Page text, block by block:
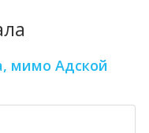
мимо Адской